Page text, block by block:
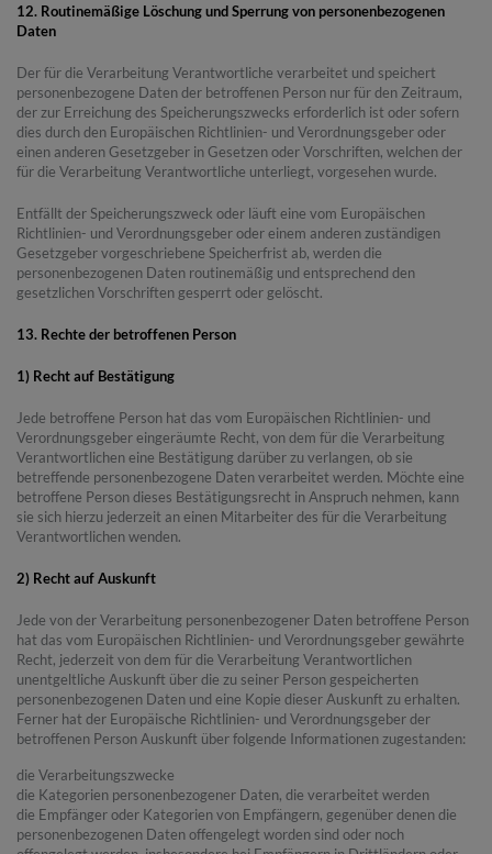
12. Routinemäßige Löschung und Sperrung von personenbezogenen
Daten
Der für die Verarbeitung Verantwortliche verarbeitet und speichert
personenbezogene Daten der betroffenen Person nur für den Zeitraum,
der zur Erreichung des Speicherungszwecks erforderlich ist oder sofern
dies durch den Europäischen Richtlinien- und Verordnungsgeber oder
einen anderen Gesetzgeber in Gesetzen oder Vorschriften, welchen der
für die Verarbeitung Verantwortliche unterliegt, vorgesehen wurde.
Entfällt der Speicherungszweck oder läuft eine vom Europäischen
Richtlinien- und Verordnungsgeber oder einem anderen zuständigen
Gesetzgeber vorgeschriebene Speicherfrist ab, werden die
personenbezogenen Daten routinemäßig und entsprechend den
gesetzlichen Vorschriften gesperrt oder gelöscht.
13. Rechte der betroffenen Person
1) Recht auf Bestätigung
Jede betroffene Person hat das vom Europäischen Richtlinien- und
Verordnungsgeber eingeräumte Recht, von dem für die Verarbeitung
Verantwortlichen eine Bestätigung darüber zu verlangen, ob sie
betreffende personenbezogene Daten verarbeitet werden. Möchte eine
betroffene Person dieses Bestätigungsrecht in Anspruch nehmen, kann
sie sich hierzu jederzeit an einen Mitarbeiter des für die Verarbeitung
Verantwortlichen wenden.
2) Recht auf Auskunft
Jede von der Verarbeitung personenbezogener Daten betroffene Person
hat das vom Europäischen Richtlinien- und Verordnungsgeber gewährte
Recht, jederzeit von dem für die Verarbeitung Verantwortlichen
unentgeltliche Auskunft über die zu seiner Person gespeicherten
personenbezogenen Daten und eine Kopie dieser Auskunft zu erhalten.
Ferner hat der Europäische Richtlinien- und Verordnungsgeber der
betroffenen Person Auskunft über folgende Informationen zugestanden:
die Verarbeitungszwecke
die Kategorien personenbezogener Daten, die verarbeitet werden
die Empfänger oder Kategorien von Empfängern, gegenüber denen die
personenbezogenen Daten offengelegt worden sind oder noch